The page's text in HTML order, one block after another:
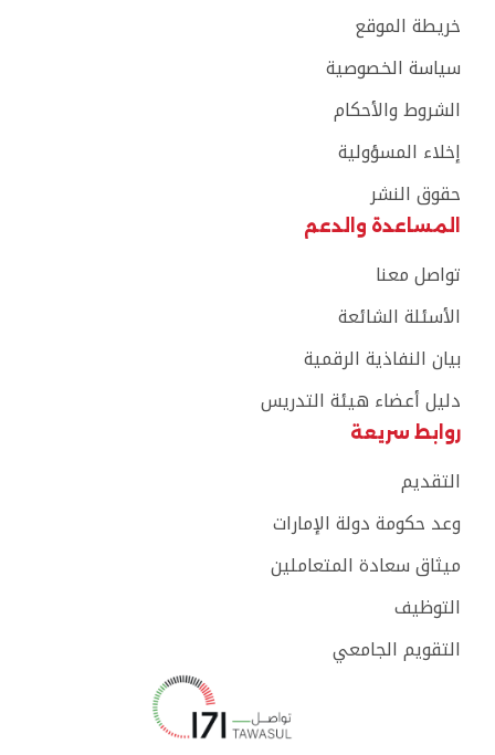
خريطة الموقع
سياسة الخصوصية
الشروط والأحكام
إخلاء المسؤولية
حقوق النشر
المساعدة والدعم
تواصل معنا
الأسئلة الشائعة
بيان النفاذية الرقمية
دليل أعضاء هيئة التدريس
روابط سريعة
التقديم
وعد حكومة دولة الإمارات
ميثاق سعادة المتعاملين
التوظيف
التقويم الجامعي